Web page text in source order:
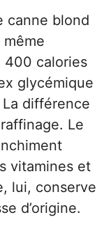
canne blond
400 calories
glycémique
différence
Le
vitamines et
lui, conserve
d’origine.